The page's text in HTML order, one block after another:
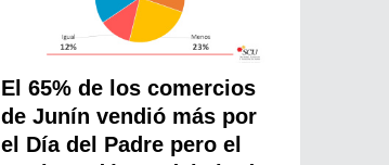
El 65% de los comercios
de Junín vendió más por
el Día del Padre pero el